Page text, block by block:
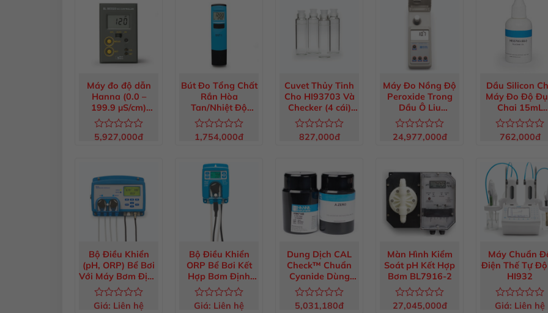
Máy đo độ dẫn
Hanna (0.0 –
199.9 µS/cm)
BL983320-1
Được
5
sao
5,927,000đ
Bút Đo Tổng Chất
Rắn Hòa
Tan/Nhiệt Độ
Dist1 Thang Thấp
HI98301
Được
sao
1,754,000đ
Cuvet Thủy Tinh
Cho HI93703 Và
Checker (4 cái)
HI731321
Được
5
827,000đ
Máy Đo Nồng Độ
Peroxide Trong
Dầu Ô Liu
HI83730-02
Được
sao
24,977,000đ
Dầu Silicon
Máy Đo Độ
Chai 15mL
HI93703-58
Được
0
sao
762,000đ
Bộ Điều Khiển
(pH, ORP) Bể Bơi
Với Máy Bơm Định
Lượng Tích Hợp
BL120
Được
Giá: Liên hệ
Bộ Điều Khiển
ORP Bể Bơi Kết
Hợp Bơm Định
Lượng BL101
Được
Giá: Liên hệ
Dung Dịch CAL
Check™ Chuẩn
Cyanide Dùng
Cho Máy HI96714
HI96714-11
Được
5,031,180đ
Màn Hình Kiểm
Soát pH Kết Hợp
Bơm BL7916-2
Được
27,045,000đ
Máy Chuẩn
Điện Thế Tự
HI932
Được
Giá: Liên hệ